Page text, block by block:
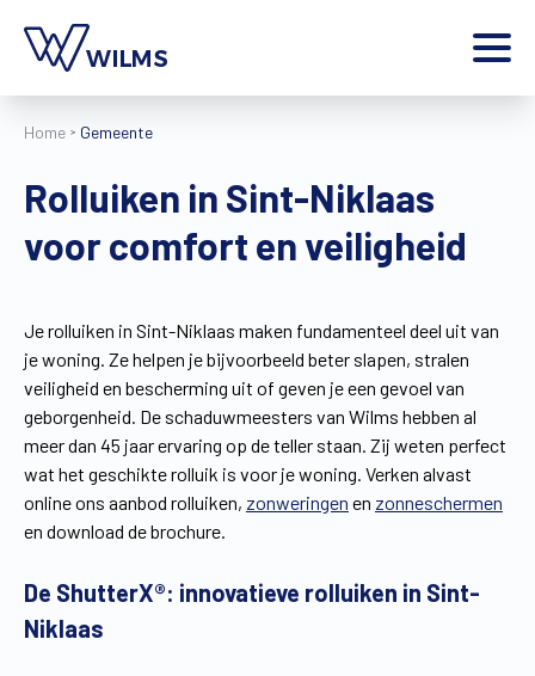
Home
Producten
Contact
Extra
Jobs
Wilms World
NL
Home Gemeente
Rolluiken in Sint-Niklaas
voor comfort en veiligheid
Je rolluiken in Sint-Niklaas maken fundamenteel deel uit van
je woning. Ze helpen je bijvoorbeeld beter slapen, stralen
veiligheid en bescherming uit of geven je een gevoel van
geborgenheid. De schaduwmeesters van Wilms hebben al
meer dan 45 jaar ervaring op de teller staan. Zij weten perfect
wat het geschikte rolluik is voor je woning. Verken alvast
online ons aanbod rolluiken, zonweringen en zonneschermen
en download de brochure.
De ShutterX®: innovatieve rolluiken in Sint-
Niklaas